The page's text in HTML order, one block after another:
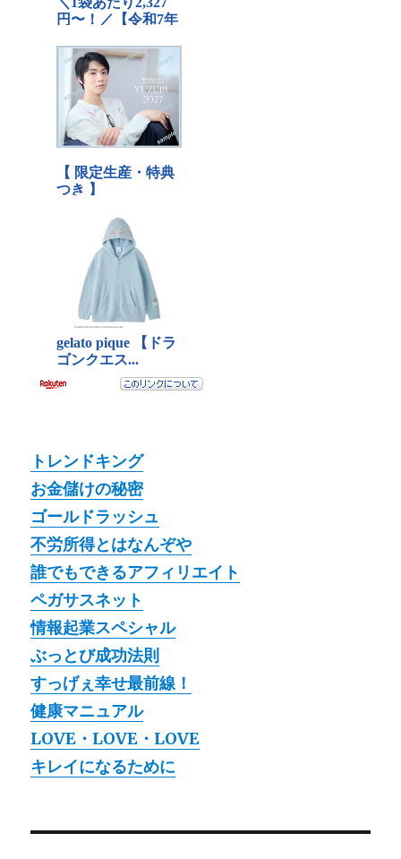
トレンドキング
お金儲けの秘密
ゴールドラッシュ
不労所得とはなんぞや
誰でもできるアフィリエイト
ペガサスネット
情報起業スペシャル
ぶっとび成功法則
すっげぇ幸せ最前線！
健康マニュアル
LOVE・LOVE・LOVE
キレイになるために